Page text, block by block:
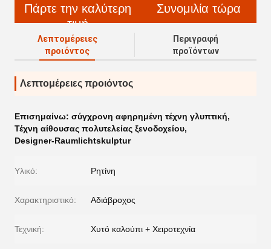
Πάρτε την καλύτερη
τιμή
Συνομιλία τώρα
Λεπτομέρειες
προιόντος
Περιγραφή
προϊόντων
Λεπτομέρειες προιόντος
Επισημαίνω: σύγχρονη αφηρημένη τέχνη γλυπτική,
Τέχνη αίθουσας πολυτελείας ξενοδοχείου,
Designer-Raumlichtskulptur
Υλικό: Ρητίνη
Χαρακτηριστικό: Αδιάβροχος
Τεχνική: Χυτό καλούπι + Χειροτεχνία